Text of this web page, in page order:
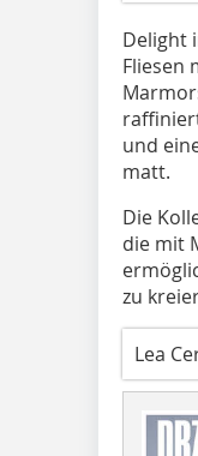
Delight
Fliesen
und
matt.
Die
die mit
zu
Lea